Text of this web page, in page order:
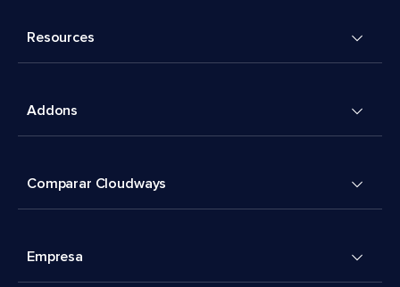
Resources
Addons
Comparar Cloudways
Empresa